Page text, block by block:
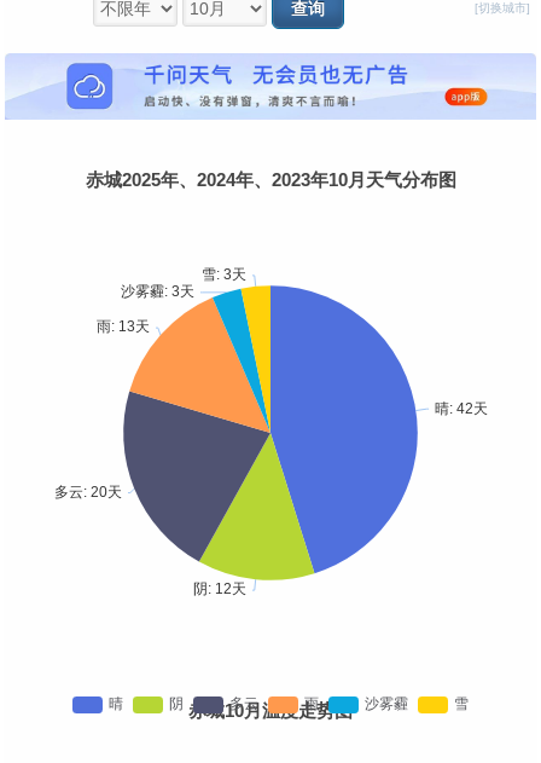
[切换城市]
赤城2025年、2024年、2023年10月天气分布图
赤城10月温度走势图